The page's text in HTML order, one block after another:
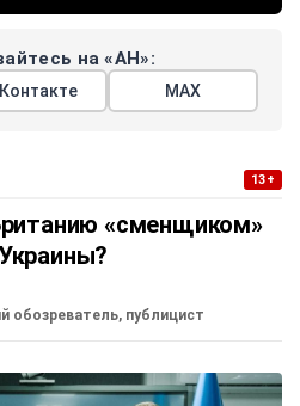
на «АН»:
МАХ
13+
«сменщиком»
обозреватель, публицист